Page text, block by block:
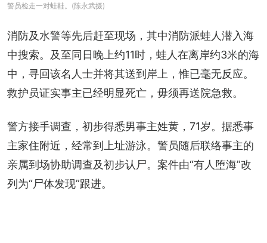
警员检走一对蛙鞋。(陈永武摄)
消防及水警等先后赶至现场，其中消防派蛙人潜入海
中搜索。及至同日晚上约11时，蛙人在离岸约3米的海
中，寻回该名人士并将其送到岸上，惟已毫无反应。
救护员证实事主已经明显死亡，毋须再送院急救。
警方接手调查，初步得悉男事主姓黄，71岁。据悉事
主家住附近，经常到上址游泳。警员随后联络事主的
亲属到场协助调查及初步认尸。案件由“有人堕海”改
列为“尸体发现”跟进。